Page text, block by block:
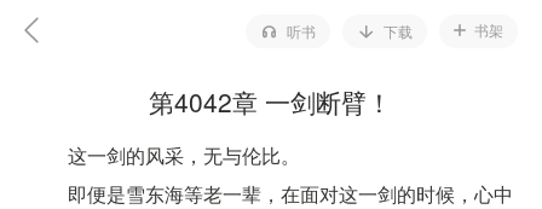
听书 下载 书架
第4042章 一剑断臂！
这一剑的风采，无与伦比。
即便是雪东海等老一辈，在面对这一剑的时候，心中